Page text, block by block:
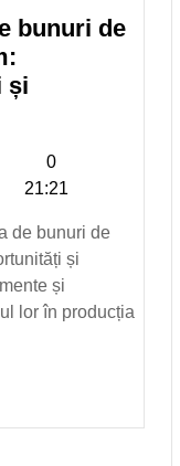
bunuri de
și
comunicat
0
21:21
de bunuri de
și
și
lor în producția